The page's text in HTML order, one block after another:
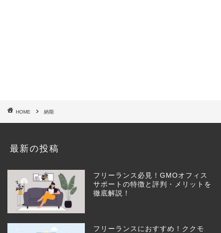
HOME 納期
最新の投稿
フリーランス必見！GMOオフィス
サポートの特徴と評判・メリットを
徹底解説！
フリーランスにおすすめ！ククモ